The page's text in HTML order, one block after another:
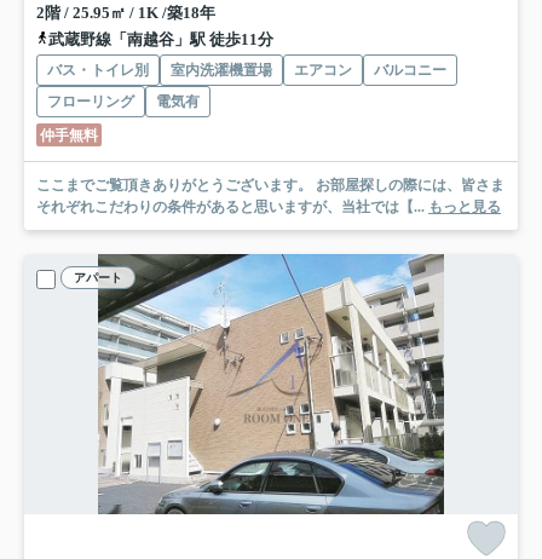
2階 / 25.95㎡ / 1K /築18年
武蔵野線「南越谷」駅 徒歩11分
バス・トイレ別 室内洗濯機置場 エアコン
バルコニー
フローリング
電気有
仲手無料
ここまでご覧頂きありがとうございます。 お部屋探しの際には、皆さま
それぞれこだわりの条件があると思いますが、当社では【... もっと見る
アパート